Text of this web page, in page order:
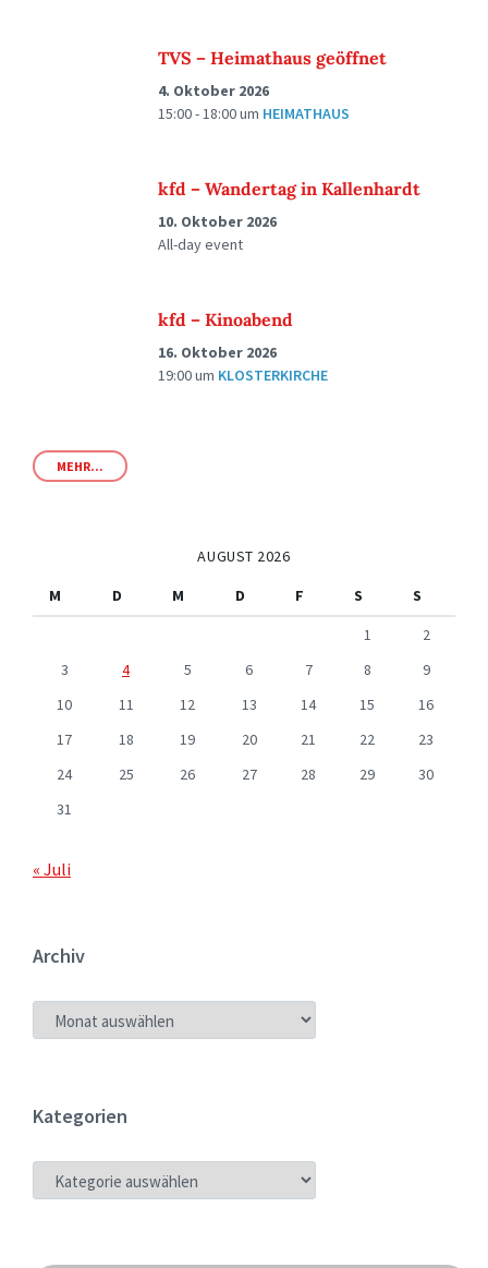
TVS – Heimathaus geöffnet
4. Oktober 2026
15:00 - 18:00um HEIMATHAUS
kfd – Wandertag in Kallenhardt
10. Oktober 2026
All-day event
kfd – Kinoabend
16. Oktober 2026
19:00um KLOSTERKIRCHE
MEHR...
AUGUST 2026
M
D M D F S
S
1
2
3
4 5 6 7 8
9
10
11 12 13 14 15
16
17
18 19 20 21 22
23
24
25 26 27 28 29
30
31
« Juli
Archiv
ARCHIV
Kategorien
KATEGORIEN